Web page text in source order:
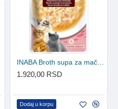
1.920,00 RSD
Dodaj u korpu